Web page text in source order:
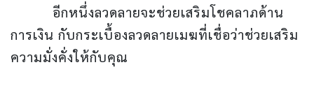
อีกหนึ่งลวดลายจะช่วยเสริมโชคลาภด้าน
การเงิน กับกระเบื้องลวดลายเมฆที่เชื่อว่าช่วยเสริม
ความมั่งคั่งให้กับคุณ